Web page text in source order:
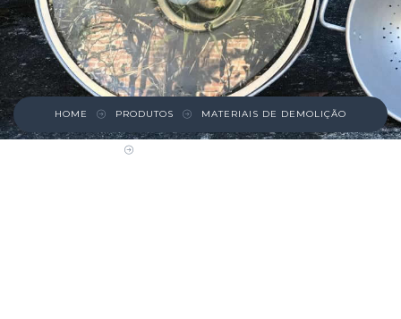
HOME PRODUTOS MATERIAIS DE DEMOLIÇÃO